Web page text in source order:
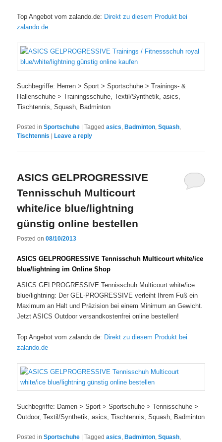
Top Angebot vom zalando.de: Direkt zu diesem Produkt bei
zalando.de
Suchbegriffe: Herren > Sport > Sportschuhe > Trainings- &
Hallenschuhe > Trainingsschuhe, Textil/Synthetik, asics,
Tischtennis, Squash, Badminton
Posted in Sportschuhe |Tagged asics, Badminton,Squash,
Tischtennis
Leave a reply
ASICS GELPROGRESSIVE
Tennisschuh Multicourt
white/ice blue/lightning
günstig online bestellen
Posted on08/10/2013
ASICS GELPROGRESSIVE Tennisschuh Multicourt white/ice
blue/lightning im Online Shop
ASICS GELPROGRESSIVE Tennisschuh Multicourt white/ice
blue/lightning: Der GEL-PROGRESSIVE verleiht Ihrem Fuß ein
Maximum an Halt und Präzision bei einem Minimum an Gewicht.
Jetzt ASICS Outdoor versandkostenfrei online bestellen!
Top Angebot vom zalando.de: Direkt zu diesem Produkt bei
zalando.de
Suchbegriffe: Damen > Sport > Sportschuhe > Tennisschuhe >
Outdoor, Textil/Synthetik, asics, Tischtennis, Squash, Badminton
Posted in Sportschuhe |Tagged asics, Badminton,Squash,